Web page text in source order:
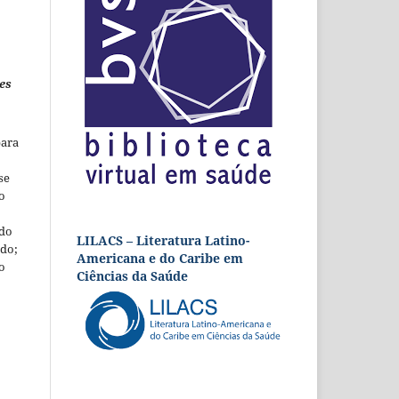
LILACS – Literatura Latino-
Americana e do Caribe em
Ciências da Saúde